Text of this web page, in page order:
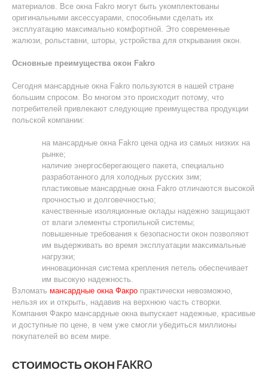
материалов. Все окна Fakro могут быть укомплектованы
оригинальными аксессуарами, способными сделать их
эксплуатацию максимально комфортной. Это современные
жалюзи, рольставни, шторы, устройства для открывания окон.
Основные преимущества окон Fakro
Сегодня мансардные окна Fakro пользуются в нашей стране
большим спросом. Во многом это происходит потому, что
потребителей привлекают следующие преимущества продукции
польской компании:
на мансардные окна Fakro цена одна из самых низких на
рынке;
наличие энергосберегающего пакета, специально
разработанного для холодных русских зим;
пластиковые мансардные окна Fakro отличаются высокой
прочностью и долговечностью;
качественные изоляционные оклады надежно защищают
от влаги элементы стропильной системы;
повышенные требования к безопасности окон позволяют
им выдерживать во время эксплуатации максимальные
нагрузки;
инновационная система крепления петель обеспечивает
им высокую надежность.
Взломать мансардные окна Факро практически невозможно,
нельзя их и открыть, надавив на верхнюю часть створки.
Компания Факро мансардные окна выпускает надежные, красивые
и доступные по цене, в чем уже смогли убедиться миллионы
покупателей во всем мире.
СТОИМОСТЬ ОКОН FAKRO